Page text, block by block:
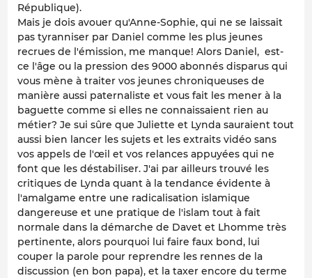
République).
Mais je dois avouer qu'Anne-Sophie, qui ne se laissait
pas tyranniser par Daniel comme les plus jeunes
recrues de l'émission, me manque! Alors Daniel, est-
ce l'âge ou la pression des 9000 abonnés disparus qui
vous mène à traiter vos jeunes chroniqueuses de
manière aussi paternaliste et vous fait les mener à la
baguette comme si elles ne connaissaient rien au
métier? Je sui sûre que Juliette et Lynda sauraient tout
aussi bien lancer les sujets et les extraits vidéo sans
vos appels de l'œil et vos relances appuyées qui ne
font que les déstabiliser. J'ai par ailleurs trouvé les
critiques de Lynda quant à la tendance évidente à
l'amalgame entre une radicalisation islamique
dangereuse et une pratique de l'islam tout à fait
normale dans la démarche de Davet et Lhomme très
pertinente, alors pourquoi lui faire faux bond, lui
couper la parole pour reprendre les rennes de la
discussion (en bon papa), et la taxer encore du terme